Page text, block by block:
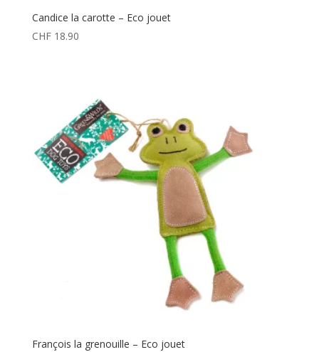
Candice la carotte – Eco jouet
CHF18.90
François la grenouille – Eco jouet